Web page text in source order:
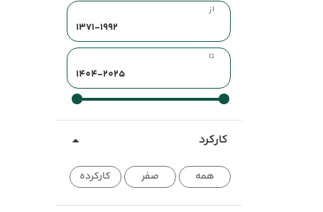
از
تا
کارکرد
همه صفر کارکرده